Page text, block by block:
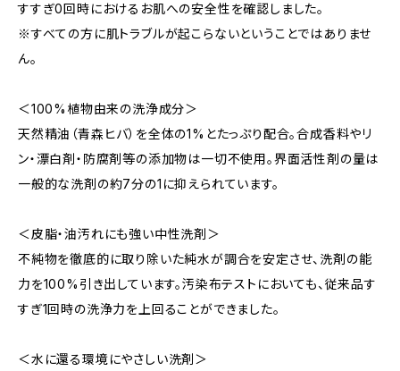
すすぎ0回時におけるお肌への安全性を確認しました。
※すべての方に肌トラブルが起こらないということではありませ
ん。
＜100%植物由来の洗浄成分＞
天然精油（青森ヒバ）を全体の1%とたっぷり配合。合成香料やリ
ン・漂白剤・防腐剤等の添加物は一切不使用。界面活性剤の量は
一般的な洗剤の約7分の1に抑えられています。
＜皮脂・油汚れにも強い中性洗剤＞
不純物を徹底的に取り除いた純水が調合を安定させ、洗剤の能
力を100%引き出しています。汚染布テストにおいても、従来品す
すぎ1回時の洗浄力を上回ることができました。
＜水に還る環境にやさしい洗剤＞